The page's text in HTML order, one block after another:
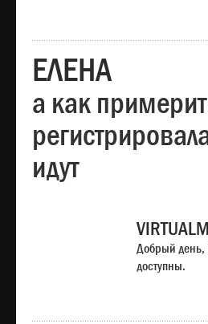
ЕЛЕНА
а как
идут
Добрый день,
доступны.